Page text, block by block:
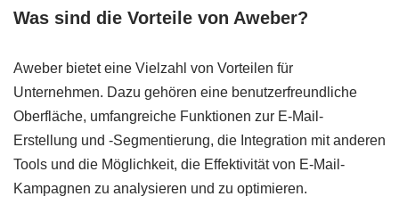
Was sind die Vorteile von Aweber?
Aweber bietet eine Vielzahl von Vorteilen für
Unternehmen. Dazu gehören eine benutzerfreundliche
Oberfläche, umfangreiche Funktionen zur E-Mail-
Erstellung und -Segmentierung, die Integration mit anderen
Tools und die Möglichkeit, die Effektivität von E-Mail-
Kampagnen zu analysieren und zu optimieren.